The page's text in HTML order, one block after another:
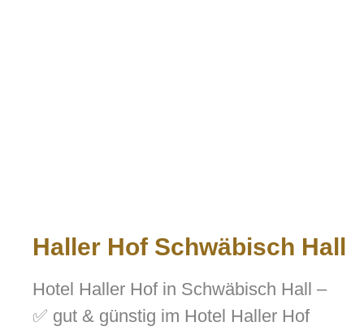
Haller Hof Schwäbisch Hall
Hotel Haller Hof in Schwäbisch Hall –
✅ gut & günstig im Hotel Haller Hof